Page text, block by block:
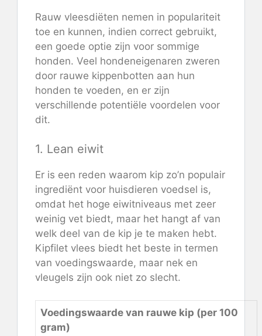
Rauw vleesdiëten nemen in populariteit
toe en kunnen, indien correct gebruikt,
een goede optie zijn voor sommige
honden. Veel hondeneigenaren zweren
door rauwe kippenbotten aan hun
honden te voeden, en er zijn
verschillende potentiële voordelen voor
dit.
1. Lean eiwit
Er is een reden waarom kip zo’n populair
ingrediënt voor huisdieren voedsel is,
omdat het hoge eiwitniveaus met zeer
weinig vet biedt, maar het hangt af van
welk deel van de kip je te maken hebt.
Kipfilet vlees biedt het beste in termen
van voedingswaarde, maar nek en
vleugels zijn ook niet zo slecht.
Voedingswaarde van rauwe kip (per 100
gram)